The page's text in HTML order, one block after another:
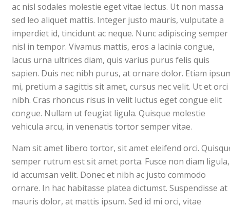
ac nisl sodales molestie eget vitae lectus. Ut non massa
sed leo aliquet mattis. Integer justo mauris, vulputate a
imperdiet id, tincidunt ac neque. Nunc adipiscing semper
nisl in tempor. Vivamus mattis, eros a lacinia congue,
lacus urna ultrices diam, quis varius purus felis quis
sapien. Duis nec nibh purus, at ornare dolor. Etiam
mi, pretium a sagittis sit amet, cursus nec velit. Ut et orci
nibh. Cras rhoncus risus in velit luctus eget congue elit
congue. Nullam ut feugiat ligula. Quisque molestie
vehicula arcu, in venenatis tortor semper vitae.
Nam sit amet libero tortor, sit amet eleifend orci.
semper rutrum est sit amet porta. Fusce non diam ligula,
id accumsan velit. Donec et nibh ac justo commodo
ornare. In hac habitasse platea dictumst. Suspendisse at
mauris dolor, at mattis ipsum. Sed id mi orci, vitae